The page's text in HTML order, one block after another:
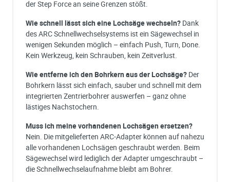
der Step Force an seine Grenzen stößt.
Wie schnell lässt sich eine Lochsäge wechseln? Dank
des ARC Schnellwechselsystems ist ein Sägewechsel in
wenigen Sekunden möglich – einfach Push, Turn, Done.
Kein Werkzeug, kein Schrauben, kein Zeitverlust.
Wie entferne ich den Bohrkern aus der Lochsäge? Der
Bohrkern lässt sich einfach, sauber und schnell mit dem
integrierten Zentrierbohrer auswerfen – ganz ohne
lästiges Nachstochern.
Muss ich meine vorhandenen Lochsägen ersetzen?
Nein. Die mitgelieferten ARC-Adapter können auf nahezu
alle vorhandenen Lochsägen geschraubt werden. Beim
Sägewechsel wird lediglich der Adapter umgeschraubt –
die Schnellwechselaufnahme bleibt am Bohrer.